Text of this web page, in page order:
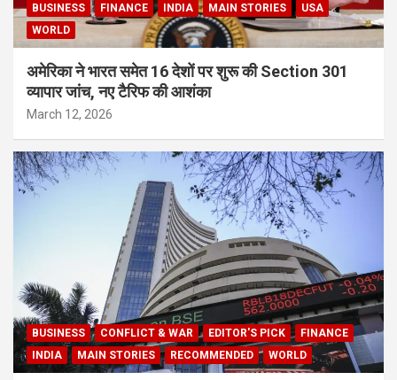
BUSINESS FINANCE INDIA MAIN STORIES
USA
WORLD
अमेरिका ने भारत समेत 16 देशों पर शुरू की Section 301
व्यापार जांच, नए टैरिफ की आशंका
March 12, 2026
BUSINESS CONFLICT & WAR EDITOR'S PICK
FINANCE
INDIA
MAIN STORIES RECOMMENDED WORLD